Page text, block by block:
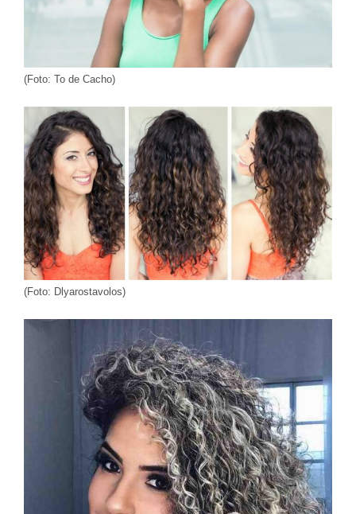
(Foto: To de Cacho)
(Foto: Dlyarostavolos)